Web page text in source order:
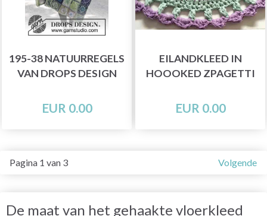
195-38 NATUURREGELS
VAN DROPS DESIGN
EUR 0.00
EILANDKLEED IN
HOOOKED ZPAGETTI
EUR 0.00
Pagina 1 van 3 Volgende
De maat van het gehaakte vloerkleed